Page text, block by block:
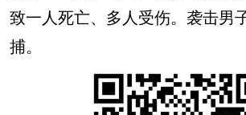
致一人死亡、多人受伤。袭击男
捕。